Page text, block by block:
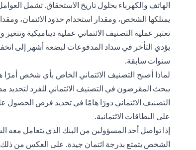
الهاتف والكهرباء بحلول تاريخ الاستحقاق. تشمل
يمتلكها الشخص، ومقدار استخدام حدود الائتمان،
تعتبر عملية التصنيف الائتماني عملية ديناميكية
يؤدي التأخر في سداد المدفوعات لبضعة أشهر إلى
سنوات سابقة.
لماذا أصبح التصنيف الائتماني الخاص بأي شخص أمرًا
يبحث المقرضون في التصنيف الائتماني للفرد لتحديد
التصنيف الائتماني دورًا هامًا في تحديد فرص الحصول
على البطاقات الائتمانية.
إذا تواصل أحد المسؤولين من البنك الذي يتعامل
الشخص يتمتع بدرجة ائتمان جيدة. على العكس من